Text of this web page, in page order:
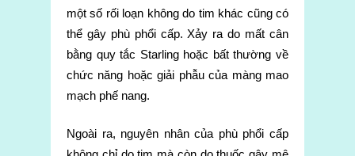
một số rối loạn không do tim khác cũng có
thể gây phù phổi cấp. Xảy ra do mất cân
bằng quy tắc Starling hoặc bất thường về
chức năng hoặc giải phẫu của màng mao
mạch phế nang.
Ngoài ra, nguyên nhân của phù phổi cấp